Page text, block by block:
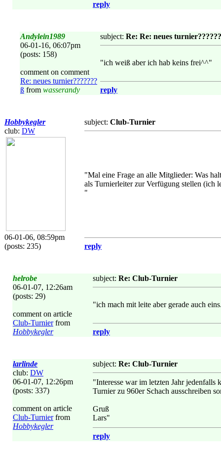
reply
Andylein1989
06-01-16, 06:07pm
(posts: 158)
comment on comment
Re: neues turnier???????
ß from wasserandy
subject: Re: Re: neues
"ich weiß aber ich hab keins frei^^"
reply
Hobbykegler
club: DW
06-01-06, 08:59pm
(posts: 235)
subject: Club-Turnier
"Mal eine Frage an alle Mitglieder: Was
als Turnierleiter zur Verfügung stellen (ich
"
reply
helrobe
06-01-07, 12:26am
(posts: 29)
comment on article
Club-Turnierfrom
Hobbykegler
subject: Re: Club-Turnier
"ich mach mit leite aber gerade auch
reply
larlinde
club: DW
06-01-07, 12:26pm
(posts: 337)
comment on article
Club-Turnierfrom
Hobbykegler
subject: Re: Club-Turnier
"Interesse war im letzten Jahr jedenfalls
Turnier zu 960er Schach ausschreiben
Gruß
Lars"
reply